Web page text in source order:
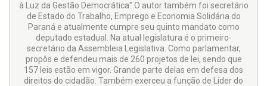
à Luz da Gestão Democrática”.O autor também foi secretário
de Estado do Trabalho, Emprego e Economia Solidária do
Paraná e atualmente cumpre seu quinto mandato como
deputado estadual. Na atual legislatura é o primeiro-
secretário da Assembleia Legislativa. Como parlamentar,
propôs e defendeu mais de 260 projetos de lei, sendo que
157 leis estão em vigor. Grande parte delas em defesa dos
direitos do cidadão. Também exerceu a função de Líder do